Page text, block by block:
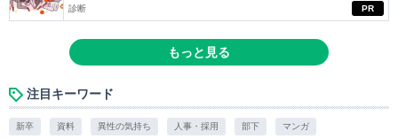
PR
診断
もっと見る
注目キーワード
新卒 資料 異性の気持ち 人事・採用 部下 マンガ